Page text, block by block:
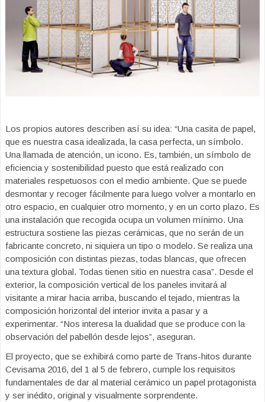
Los propios autores describen así su idea: “Una casita de papel,
que es nuestra casa idealizada, la casa perfecta, un símbolo.
Una llamada de atención, un icono. Es, también, un símbolo de
eficiencia y sostenibilidad puesto que está realizado con
materiales respetuosos con el medio ambiente. Que se puede
desmontar y recoger fácilmente para luego volver a montarlo en
otro espacio, en cualquier otro momento, y en un corto plazo. Es
una instalación que recogida ocupa un volumen mínimo. Una
estructura sostiene las piezas cerámicas, que no serán de un
fabricante concreto, ni siquiera un tipo o modelo. Se realiza una
composición con distintas piezas, todas blancas, que ofrecen
una textura global. Todas tienen sitio en nuestra casa”. Desde el
exterior, la composición vertical de los paneles invitará al
visitante a mirar hacia arriba, buscando el tejado, mientras la
composición horizontal del interior invita a pasar y a
experimentar. “Nos interesa la dualidad que se produce con la
observación del pabellón desde lejos”, aseguran.
El proyecto, que se exhibirá como parte de Trans-hitos durante
Cevisama 2016, del 1 al 5 de febrero, cumple los requisitos
fundamentales de dar al material cerámico un papel protagonista
y ser inédito, original y visualmente sorprendente.